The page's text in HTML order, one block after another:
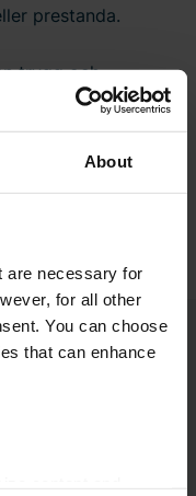
About
are necessary for
for all other
You can choose
that can enhance
prestanda.
trygg och
förebyggande